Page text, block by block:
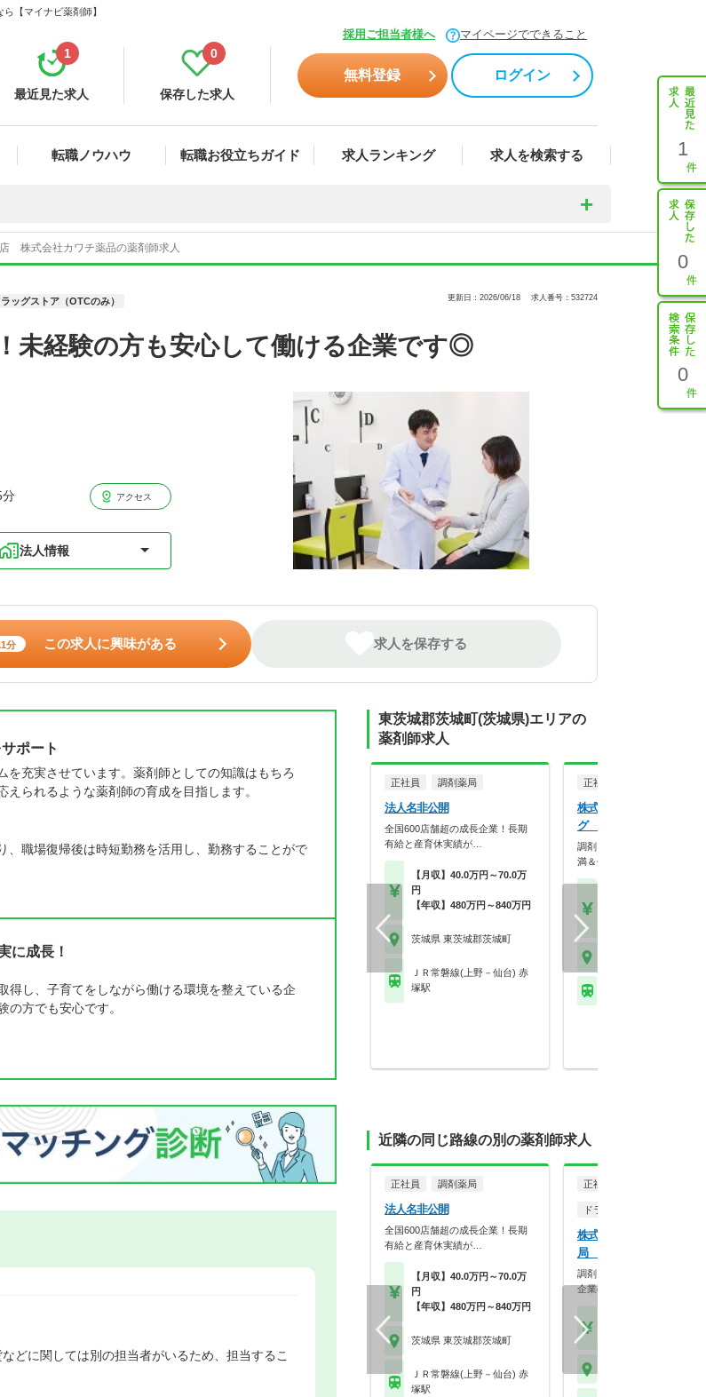
【マイナビ薬剤師】
採用ご担当者様へ マイページでできること
最近見た求人
1
保存した求人
0
無料登録 ログイン
転職ノウハウ 転職お役立ちガイド 求人ランキング 求人を検索する 1
0
0
株式会社カワチ薬品の薬剤師求人
ラッグストア（OTCのみ） 更新日：2026/06/18 求人番号：532724
未経験の方も安心して働ける企業です◎
分 アクセス
法人情報
分 この求人に興味がある 求人を保存する
ポート
充実させています。薬剤師としての知識はもちろ
られるような薬剤師の育成を目指します。
、職場復帰後は時短勤務を活用し、勤務することがで
に成長！
得し、子育てをしながら働ける環境を整えている企
の方でも安心です。
どに関しては別の担当者がいるため、担当するこ
東茨城郡茨城町(茨城県)エリアの
薬剤師求人
正社員 調剤薬局
法人名非公開
全国600店舗超の成長企業！長期
有給と産育休実績が…
【月収】40.0万円～70.0万
円
【年収】480万円～840万円
茨城県 東茨城郡茨城町
ＪＲ常磐線(上野－仙台) 赤
塚駅
正社員
株式会社ツルハ ツルハ
グ 水戸南店
調剤＋OTCで成長！残業10
満＆休暇充実の大…
近隣の同じ路線の別の薬剤師求人
正社員 調剤薬局
法人名非公開
全国600店舗超の成長企業！長期
有給と産育休実績が…
【月収】40.0万円～70.0万
円
【年収】480万円～840万円
茨城県 東茨城郡茨城町
ＪＲ常磐線(上野－仙台) 赤
塚駅
正社員
ドラッグストア（OTCのみ
株式会社カワチ薬品 カ
局 茨城町店
調剤＋OTCを基礎から習得
企業の研修体制で着…